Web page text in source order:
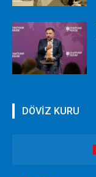
DÖVİZ KURU